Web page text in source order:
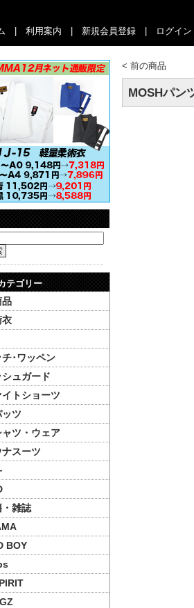
利用案内 新規会員登録 ログイン
テゴリー
品
衣
･ワッペン
シュガード
イトショーツ
ッツ
ャツ・ウェア
スーツ
・雑誌
BOY
< 前の商品
MOSHパン